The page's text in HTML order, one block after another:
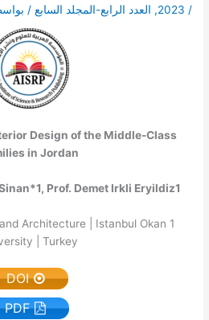
/
2023
, العدد الرابع-المجلد السابع /
Design of the Middle-Class
in Jordan
1, Prof. Demet Irkli Eryildiz1
1
Architecture | Istanbul Okan
| Turkey
DOI
PDF